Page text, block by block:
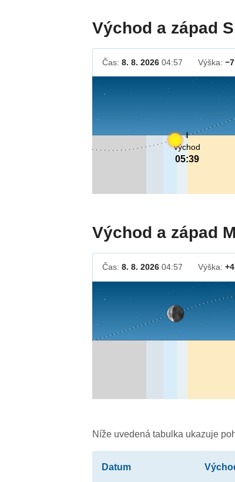
Východ a západ
Čas:8. 8. 2026 04:57 Výška:−7
východ
05:39
Východ a západ
Čas:8. 8. 2026 04:57 Výška:
Níže uvedená tabulka ukazuje
Datum